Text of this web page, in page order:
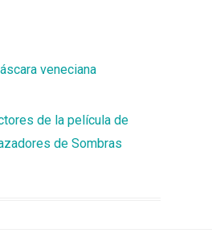
veneciana
de la película de
de Sombras